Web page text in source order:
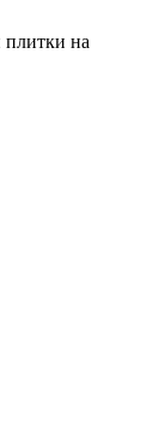
плитки на